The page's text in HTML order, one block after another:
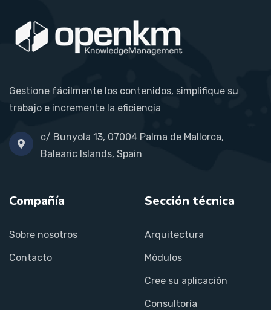
Gestione fácilmente los contenidos, simplifique su
trabajo e incremente la eficiencia
c/ Bunyola 13, 07004 Palma de Mallorca,
Balearic Islands, Spain
Compañía
Sobre nosotros
Contacto
Sección técnica
Arquitectura
Módulos
Cree su aplicación
Consultoría